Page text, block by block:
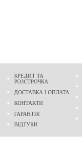
КРЕДИТ ТА
РОЗСТРОЧКА
ДОСТАВКА І ОПЛАТА
КОНТАКТИ
ГАРАНТІЯ
ВІДГУКИ